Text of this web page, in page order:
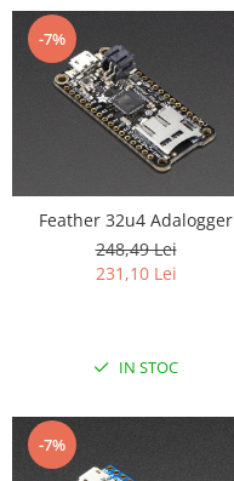
-7%
Feather 32u4 Adalogger
248,49 Lei
231,10 Lei
IN STOC
-7%